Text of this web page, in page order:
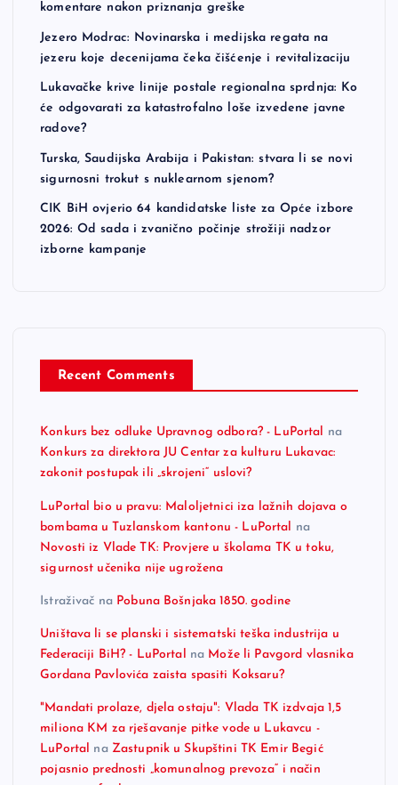
komentare nakon priznanja greške
Jezero Modrac: Novinarska i medijska regata na
jezeru koje decenijama čeka čišćenje i revitalizaciju
Lukavačke krive linije postale regionalna sprdnja: Ko
će odgovarati za katastrofalno loše izvedene javne
radove?
Turska, Saudijska Arabija i Pakistan: stvara li se novi
sigurnosni trokut s nuklearnom sjenom?
CIK BiH ovjerio 64 kandidatske liste za Opće izbore
2026: Od sada i zvanično počinje strožiji nadzor
izborne kampanje
Recent Comments
Konkurs bez odluke Upravnog odbora? - LuPortal na
Konkurs za direktora JU Centar za kulturu Lukavac:
zakonit postupak ili „skrojeni“ uslovi?
LuPortal bio u pravu: Maloljetnici iza lažnih dojava o
bombama u Tuzlanskom kantonu - LuPortal
na
Novosti iz Vlade TK: Provjere u školama TK u toku,
sigurnost učenika nije ugrožena
Istraživač na Pobuna Bošnjaka 1850. godine
Uništava li se planski i sistematski teška industrija u
Federaciji BiH? - LuPortal
na Može li Pavgord vlasnika
Gordana Pavlovića zaista spasiti Koksaru?
"Mandati prolaze, djela ostaju": Vlada TK izdvaja 1,5
miliona KM za rješavanje pitke vode u Lukavcu -
LuPortal na Zastupnik u Skupštini TK Emir Begić
pojasnio prednosti „komunalnog prevoza“ i način